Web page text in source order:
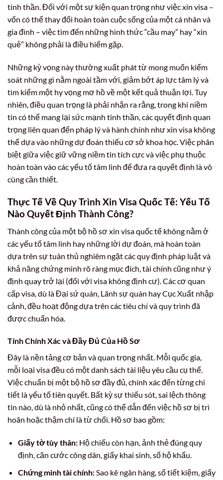
tinh thần. Đối với một sự kiện quan trọng như việc xin visa –
vốn có thể thay đổi hoàn toàn cuộc sống của một cá nhân và
gia đình – việc tìm đến những hình thức “cầu may” hay “xin
quẻ” không phải là điều hiếm gặp.
Những kỳ vọng này thường xuất phát từ mong muốn kiểm
soát những gì nằm ngoài tầm với, giảm bớt áp lực tâm lý và
tìm kiếm một hy vọng mơ hồ về một kết quả thuận lợi. Tuy
nhiên, điều quan trọng là phải nhận ra rằng, trong khi niềm
tin có thể mang lại sức mạnh tinh thần, các quyết định quan
trọng liên quan đến pháp lý và hành chính như xin visa không
thể dựa vào những dự đoán thiếu cơ sở khoa học. Việc phân
biệt giữa việc giữ vững niềm tin tích cực và việc phụ thuộc
hoàn toàn vào các yếu tố tâm linh để đưa ra quyết định là vô
cùng cần thiết.
Thực Tế Về Quy Trình Xin Visa Quốc Tế: Yếu Tố
Nào Quyết Định Thành Công?
Thành công của một bộ hồ sơ xin visa quốc tế không nằm ở
các yếu tố tâm linh hay những lời dự đoán, mà hoàn toàn
dựa trên sự tuân thủ nghiêm ngặt các quy định pháp luật và
khả năng chứng minh rõ ràng mục đích, tài chính cũng như ý
định quay trở lại (đối với visa không định cư). Các cơ quan
cấp visa, dù là Đại sứ quán, Lãnh sự quán hay Cục Xuất nhập
cảnh, đều hoạt động dựa trên các tiêu chí và quy trình đã
được chuẩn hóa.
Tính Chính Xác và Đầy Đủ Của Hồ Sơ
Đây là nền tảng cơ bản và quan trọng nhất. Mỗi quốc gia,
mỗi loại visa đều có một danh sách tài liệu yêu cầu cụ thể.
Việc chuẩn bị một bộ hồ sơ đầy đủ, chính xác đến từng chi
tiết là yếu tố tiên quyết. Bất kỳ sự thiếu sót, sai lệch thông
tin nào, dù là nhỏ nhất, cũng có thể dẫn đến việc hồ sơ bị trì
hoãn hoặc thậm chí là từ chối. Hồ sơ bao gồm:
Giấy tờ tùy thân:Hộ chiếu còn hạn, ảnh thẻ đúng quy
định, căn cước công dân, giấy khai sinh, sổ hộ khẩu.
Chứng minh tài chính:Sao kê ngân hàng, sổ tiết kiệm, giấy